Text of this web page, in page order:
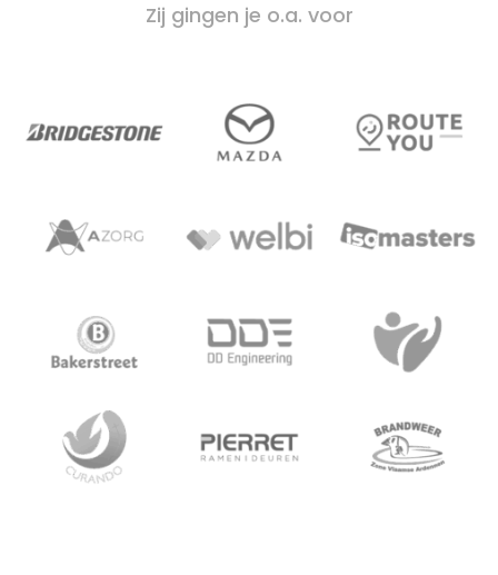
Zij gingen je o.a. voor